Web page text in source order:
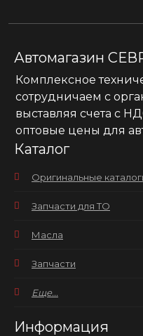
Автомагазин
Комплексное
сотрудничаем с
выставляя счета с
оптовые цены для
Каталог
Оригинальные
Запчасти для ТО
Масла
Запчасти
Еще...
Информация